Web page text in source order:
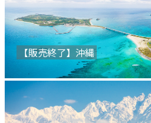
【販売終了】沖縄